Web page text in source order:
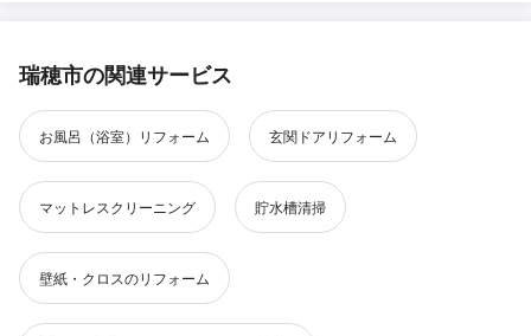
瑞穂市の関連サービス
お風呂（浴室）リフォーム 玄関ドアリフォーム
マットレスクリーニング 貯水槽清掃
壁紙・クロスのリフォーム